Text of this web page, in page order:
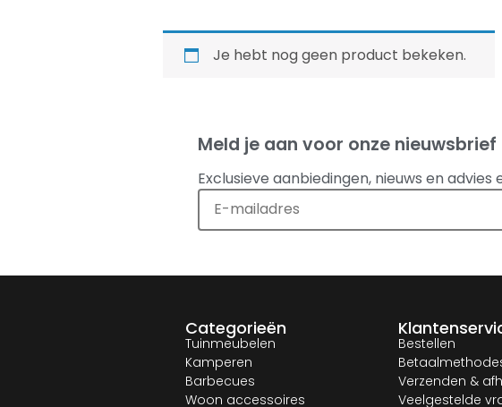
Je hebt nog geen product bekeken.
Meld je aan voor onze nieuwsbrief
Exclusieve aanbiedingen, nieuws en advies
Categorieën
Tuinmeubelen
Kamperen
Barbecues
Woon accessoires
Bestellen
Verzenden &
Veelgestelde